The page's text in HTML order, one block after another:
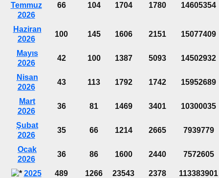
Temmuz
2026
66 104 1704 1780 14605354
Haziran
2026
100 145 1606 2151 15077409
Mayıs
2026
42 100 1387 5093 14502932
Nisan
2026
43 113 1792 1742 15952689
Mart
2026
36 81 1469 3401 10300035
Şubat
2026
35 66 1214 2665 7939779
Ocak
2026
36 86 1600 2440 7572605
2025 489 1266 23543 2378
113383901